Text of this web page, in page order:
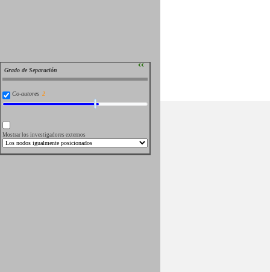
Grado de Separación ››
Co-autores
Mostrar los investigadores externos